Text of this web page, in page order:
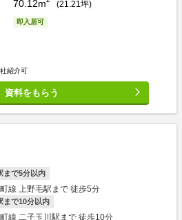
70.12m (21.21坪)
即入居可
紹介可
資料をもらう
まで5分以内
線 上野毛駅まで 徒歩5分
まで10分以内
線 二子玉川駅まで 徒歩10分